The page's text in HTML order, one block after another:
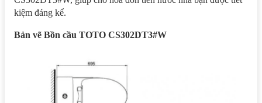
kiệm đáng kể.
Bản vẽ Bồn cầu TOTO CS302DT3#W